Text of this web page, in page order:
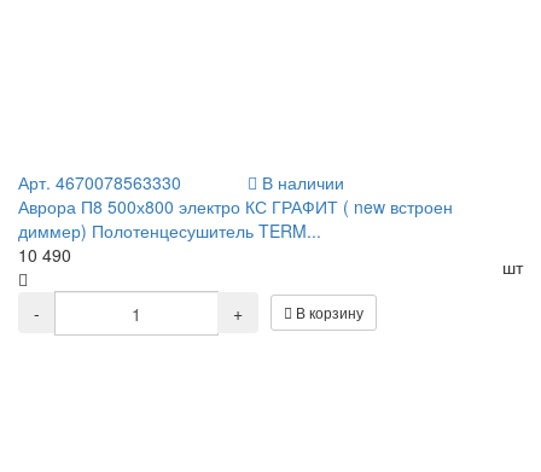
Арт. 4670078563330
В наличии
Аврора П8 500х800 электро КС ГРАФИТ ( new встроен
диммер) Полотенцесушитель TERM...
10 490
шт
-
+ В корзину